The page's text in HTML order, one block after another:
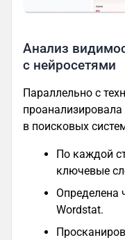
Анализ
с нейросетями
Параллельно с
в поисковых
По каждой
ключевые
Определена
Wordstat.